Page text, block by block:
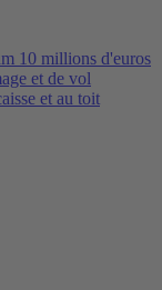
10 millions d'euros
et de vol
et au toit